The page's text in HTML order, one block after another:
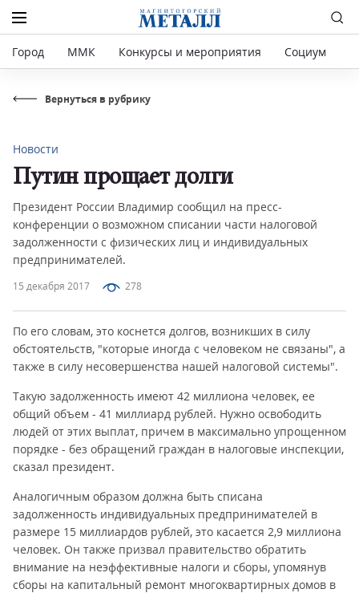
Город ММК Конкурсы и мероприятия Социум
Вернуться в рубрику
15 декабря 2017 278
Новости
Путин прощает долги
Президент России Владимир сообщил на пресс-
конференции о возможном списании части налоговой
задолженности с физических лиц и индивидуальных
предпринимателей.
По его словам, это коснется долгов, возникших в силу
обстоятельств, "которые иногда с человеком не связаны", а
также в силу несовершенства нашей налоговой системы".
Такую задолженность имеют 42 миллиона человек, ее
общий объем - 41 миллиард рублей. Нужно освободить
людей от этих выплат, причем в максимально упрощенном
порядке - без обращений граждан в налоговые инспекции,
сказал президент.
Аналогичным образом должна быть списана
задолженность индивидуальных предпринимателей в
размере 15 миллиардов рублей, это касается 2,9 миллиона
человек. Он также призвал правительство обратить
внимание на неэффективные налоги и сборы, упомянув
сборы на капитальный ремонт многоквартирных домов в